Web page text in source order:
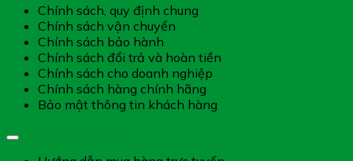
Chính sách, quy định chung
Chính sách vận chuyển
Chính sách bảo hành
Chính sách đổi trả và hoàn tiền
Chính sách cho doanh nghiệp
Chính sách hàng chính hãng
Bảo mật thông tin khách hàng